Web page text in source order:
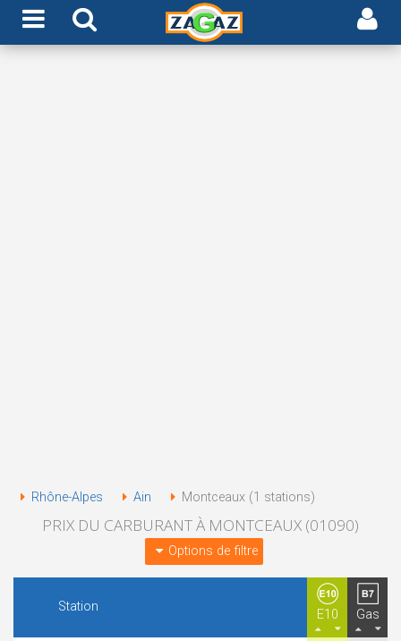
Rhône-Alpes Ain Montceaux (1 stations)
PRIX DU CARBURANT À MONTCEAUX (01090)
Options de filtre
Station
E10 Gas